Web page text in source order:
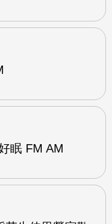
眠 FM AM